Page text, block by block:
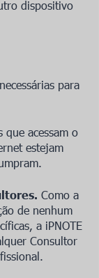
dispositivo
para
que acessam o
estejam
Como a
de nenhum
a iPNOTE
Consultor